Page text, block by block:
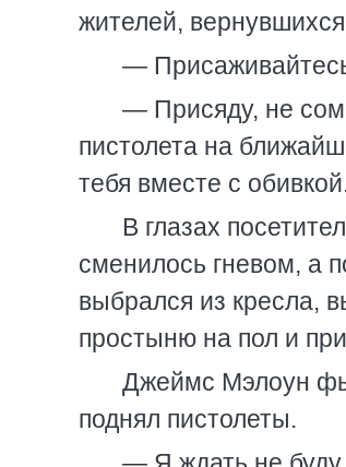
жителей, вернувшихся
—
— Присяду, не
пистолета на
тебя вместе с
В глазах
сменилось гневом, а
выбрался из кресла,
простыню на пол и
Джеймс Мэлоун
поднял пистолеты.